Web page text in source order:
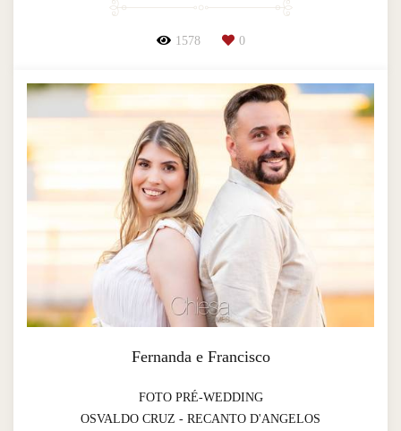
1578 0
Fernanda e Francisco
FOTO PRÉ-WEDDING
OSVALDO CRUZ - RECANTO D'ANGELOS